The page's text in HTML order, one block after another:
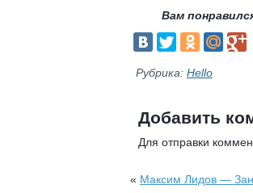
Вам
Рубрика: Hello
Добавить
Для отправки
« Максим Лидов —